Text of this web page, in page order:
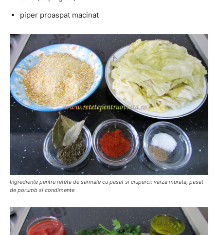
piper proaspat macinat
Ingrediente pentru reteta de sarmale cu pasat si ciuperci: varza murata, pasat
de porumb si condimente